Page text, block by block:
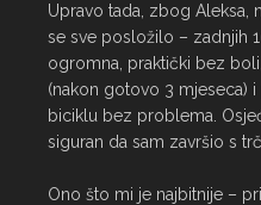
Upravo tada, zbog Aleksa,
se sve posložilo – zadnjih
ogromna, praktički bez
(nakon gotovo 3 mjeseca)
biciklu bez problema.
siguran da sam završio s
Ono što mi je najbitnije –